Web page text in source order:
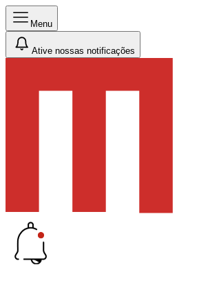
Menu
Ative nossas notificações